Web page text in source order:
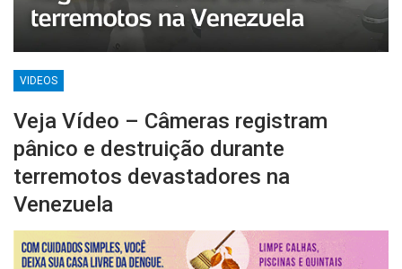
VIDEOS
Veja Vídeo – Câmeras registram
pânico e destruição durante
terremotos devastadores na
Venezuela